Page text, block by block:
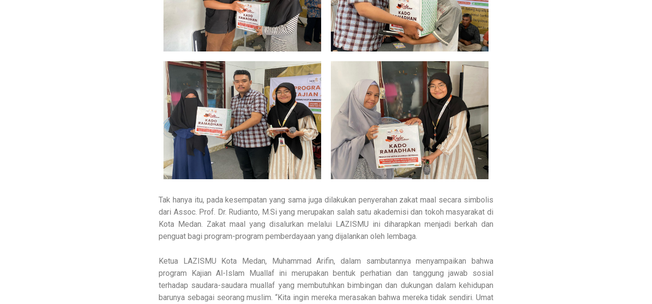
Tak hanya itu, pada kesempatan yang sama juga dilakukan penyerahan zakat maal secara simbolis
dari Assoc. Prof. Dr. Rudianto, M.Si yang merupakan salah satu akademisi dan tokoh masyarakat di
Kota Medan. Zakat maal yang disalurkan melalui LAZISMU ini diharapkan menjadi berkah dan
penguat bagi program-program pemberdayaan yang dijalankan oleh lembaga.
Ketua LAZISMU Kota Medan, Muhammad Arifin, dalam sambutannya menyampaikan bahwa
program Kajian Al-Islam Muallaf ini merupakan bentuk perhatian dan tanggung jawab sosial
terhadap saudara-saudara muallaf yang membutuhkan bimbingan dan dukungan dalam kehidupan
barunya sebagai seorang muslim. “Kita ingin mereka merasakan bahwa mereka tidak sendiri. Umat